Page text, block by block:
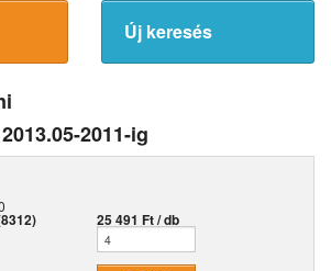
Új keresés
2011-ig
25 491 Ft / db